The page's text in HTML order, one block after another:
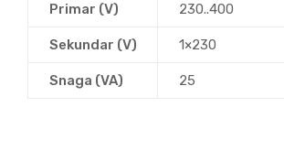
Primar (V) 230..400
Sekundar (V) 1×230
Snaga (VA) 25